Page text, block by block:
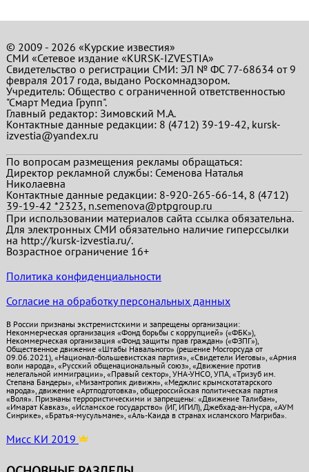
© 2009 - 2026 «Курские известия»
СМИ «Сетевое издание «KURSK-IZVESTIA»
Свидетельство о регистрации СМИ: ЭЛ № ФС 77-68634 от 9
февраля 2017 года, выдано Роскомнадзором.
Учредитель: Общество с ограниченной ответственностью
"Смарт Медиа Групп".
Главный редактор:Зимовский М.А.
Контактные данные редакции: 8 (4712) 39-19-42, kursk-
izvestia@yandex.ru
По вопросам размещения рекламы обращаться:
Директор рекламной службы: Семенова Наталья
Николаевна
Контактные данные редакции: 8-920-265-66-14, 8 (4712)
39-19-42 *2323, n.semenova@ptpgroup.ru
При использовании материалов сайта ссылка обязательна.
Для электронных СМИ обязательно наличие гиперссылки
на http://kursk-izvestia.ru/.
Возрастное ограничение 16+
Политика конфиденциальности
Согласие на обработку персональных данных
В России признаны экстремистскими и запрещены организации:
Некоммерческая организация «Фонд борьбы с коррупцией» («ФБК»),
Некоммерческая организация «Фонд защиты прав граждан» («ФЗПГ»),
Общественное движение «Штабы Навального» (решение Мосгорсуда от
09.06.2021), «Национал-большевистская партия», «Свидетели Иеговы», «Армия
воли народа», «Русский общенациональный союз», «Движение против
нелегальной иммиграции», «Правый сектор», УНА-УНСО, УПА, «Тризуб им.
Степана Бандеры», «Мизантропик дивижн», «Меджлис крымскотатарского
народа», движение «Артподготовка», общероссийская политическая партия
«Воля». Признаны террористическими и запрещены: «Движение Талибан»,
«Имарат Кавказ», «Исламское государство» (ИГ, ИГИЛ), Джебхад-ан-Нусра, «АУМ
Синрике», «Братья-мусульмане», «Аль-Каида в странах исламского Магриба».
Мисс КИ 2019